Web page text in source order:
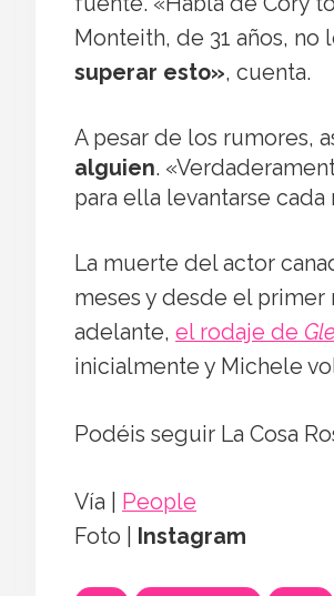
Monteith, de 31 años, no
superar esto», cuenta.
A pesar de los rumores,
alguien.
para ella levantarse
La muerte del actor
meses y desde el primer
adelante, el rodaje de
inicialmente y Michele
Podéis seguir La Cosa
Vía |
People
Foto |
Instagram